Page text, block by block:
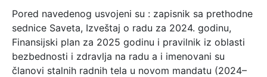
Pored navedenog usvojeni su : zapisnik sa prethodne
sednice Saveta, Izveštaj o radu za 2024. godinu,
Finansijski plan za 2025 godinu i pravilnik iz oblasti
bezbednosti i zdravlja na radu a i imenovani su
članovi stalnih radnih tela u novom mandatu (2024–